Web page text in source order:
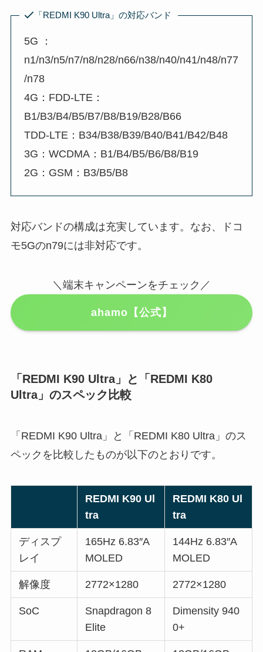
「REDMI K90 Ultra」の対応バンド
5G ：
n1/n3/n5/n7/n8/n28/n66/n38/n40/n41/n48/n77
/n78
4G：FDD-LTE：
B1/B3/B4/B5/B7/B8/B19/B28/B66
TDD-LTE：B34/B38/B39/B40/B41/B42/B48
3G：WCDMA：B1/B4/B5/B6/B8/B19
2G：GSM：B3/B5/B8
対応バンドの構成は充実しています。なお、ドコ
モ5Gのn79には非対応です。
＼端末キャンペーンをチェック／
ahamo【公式】
「REDMI K90 Ultra」と「REDMI K80
Ultra」のスペック比較
「REDMI K90 Ultra」と「REDMI K80 Ultra」のス
ペックを比較したものが以下のとおりです。
REDMI K90 Ul
tra
REDMI K80 Ul
tra
ディスプ
レイ
165Hz 6.83″A
MOLED
144Hz 6.83″A
MOLED
解像度 2772×1280 2772×1280
SoC
Snapdragon 8
Elite
Dimensity 940
0+